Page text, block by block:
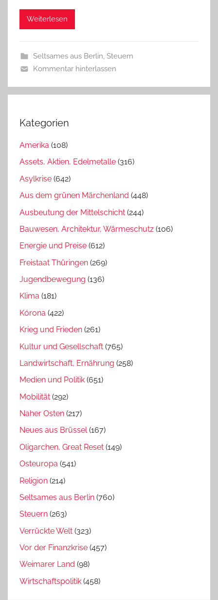
Weiterlesen
Seltsames aus Berlin, Steuern
Kommentar hinterlassen
Kategorien
Amerika (108)
Assets, Aktien, Edelmetalle (316)
Asylkrise (642)
Aus dem grünen Märchenland (448)
Ausbeutung der Mittelschicht (244)
Bauwesen, Architektur, Wärmeschutz (106)
Energie und Preise (612)
Freistaat Thüringen (269)
Jugendbewegung (136)
Klima (181)
Kórona (422)
Krieg und Frieden (261)
Kultur und Gesellschaft (765)
Landwirtschaft, Ernährung (258)
Medien und Politik (651)
Mobilität (292)
Naher Osten (217)
Neues aus Brüssel(167)
Oligarchen, Great Reset (149)
Osteuropa (541)
Religion (214)
Seltsames aus Berlin (760)
Steuern (263)
Verrückte Welt (323)
Vor der Finanzkrise (457)
Weimarer Land (98)
Wirtschaftspolitik (458)